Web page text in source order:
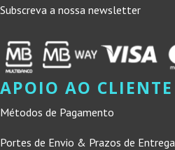
Subscreva a nossa newsletter
APOIO AO CLIENTE
Métodos de Pagamento
Portes de Envio & Prazos de Entrega